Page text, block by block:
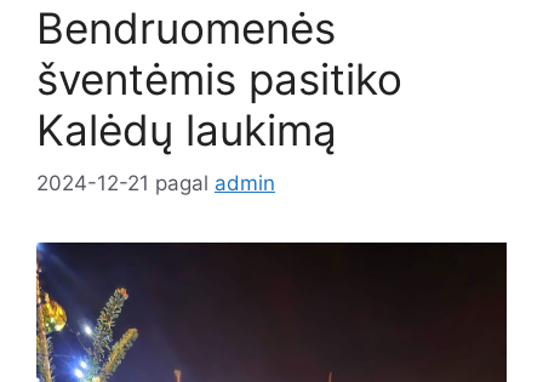
Bendruomenės
šventėmis pasitiko
Kalėdų laukimą
2024-12-21 pagal admin